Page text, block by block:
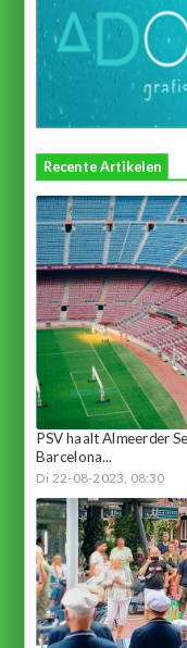
Recente Artikelen
PSV haalt Almeerder
Barcelona...
Di 22-08-2023, 08:30